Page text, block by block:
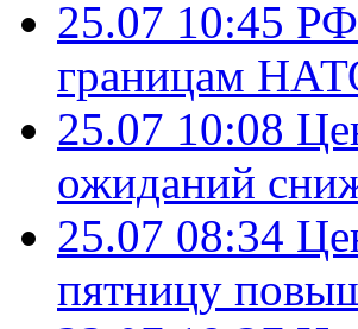
25.07 10:45 РФ
границам
25.07 10:08
ожиданий
25.07 08:34
пятницу